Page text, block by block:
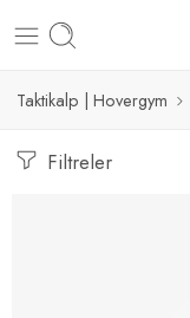
Taktikalp | Hovergym
Filtreler